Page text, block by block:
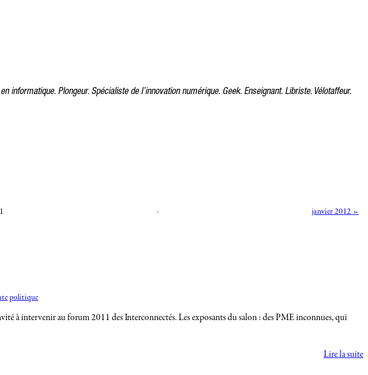
informatique. Plongeur. Spécialiste de l’innovation numérique. Geek. Enseignant. Libriste. Vélotaffeur.
- janvier 2012 »
politique
à intervenir au forum 2011 des Interconnectés. Les exposants du salon : des PME inconnues, qui
Lire la suite